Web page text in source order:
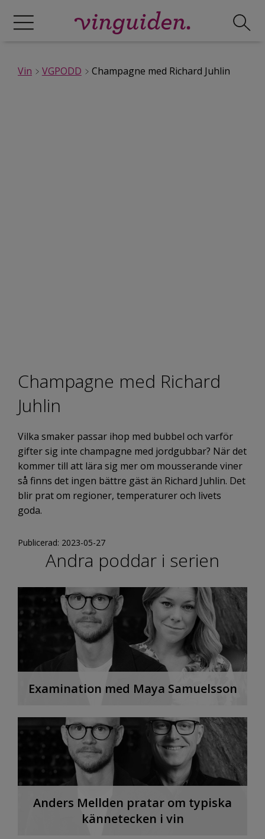
Vin VGPODD Champagne med Richard Juhlin
Champagne med Richard
Juhlin
Vilka smaker passar ihop med bubbel och varför
gifter sig inte champagne med jordgubbar? När det
kommer till att lära sig mer om mousserande viner
så finns det ingen bättre gäst än Richard Juhlin. Det
blir prat om regioner, temperaturer och livets
goda.
Publicerad: 2023-05-27
Andra poddar i serien
Examination med Maya Samuelsson
Anders Mellden pratar om typiska
kännetecken i vin